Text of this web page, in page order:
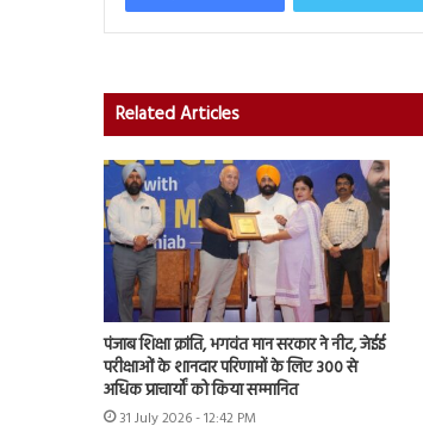
Related Articles
पंजाब शिक्षा क्रांति, भगवंत मान सरकार ने नीट, जेईई
परीक्षाओं के शानदार परिणामों के लिए 300 से
अधिक प्राचार्यों को किया सम्मानित
31 July 2026 - 12:42 PM